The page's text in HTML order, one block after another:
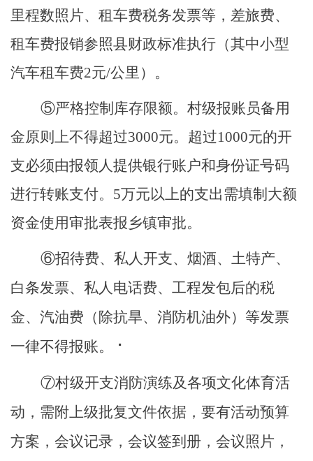
里程数照片、租车费税务发票等，差旅费、
租车费报销参照县财政标准执行（其中小型
汽车租车费2元/公里）。
⑤严格控制库存限额。村级报账员备用
金原则上不得超过3000元。超过1000元的开
支必须由报领人提供银行账户和身份证号码
进行转账支付。5万元以上的支出需填制大额
资金使用审批表报乡镇审批。
⑥招待费、私人开支、烟酒、土特产、
白条发票、私人电话费、工程发包后的税
金、汽油费（除抗旱、消防机油外）等发票
一律不得报账。 ⠂
⑦村级开支消防演练及各项文化体育活
动，需附上级批复文件依据，要有活动预算
方案，会议记录，会议签到册，会议照片，